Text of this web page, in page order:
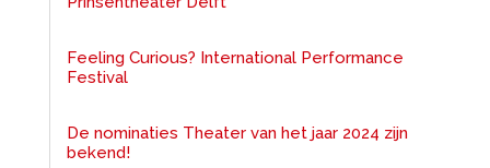
Feeling Curious? International Performance
Festival
De nominaties Theater van het jaar 2024 zijn
bekend!